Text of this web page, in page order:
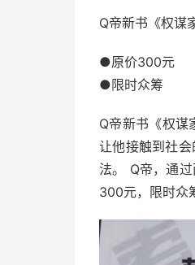
Q帝新书《权谋
●原价300元
●限时众筹
Q帝新书《权谋
让他接触到社
法。 Q帝，通
300元，限时众